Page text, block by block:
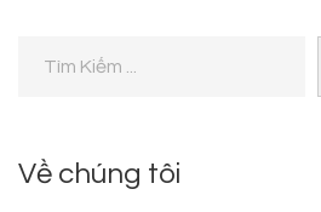
Về chúng tôi